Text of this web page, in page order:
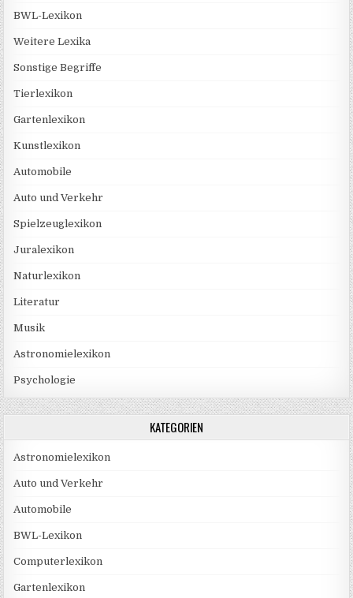
BWL-Lexikon
Weitere Lexika
Sonstige Begriffe
Tierlexikon
Gartenlexikon
Kunstlexikon
Automobile
Auto und Verkehr
Spielzeuglexikon
Juralexikon
Naturlexikon
Literatur
Musik
Astronomielexikon
Psychologie
KATEGORIEN
Astronomielexikon
Auto und Verkehr
Automobile
BWL-Lexikon
Computerlexikon
Gartenlexikon